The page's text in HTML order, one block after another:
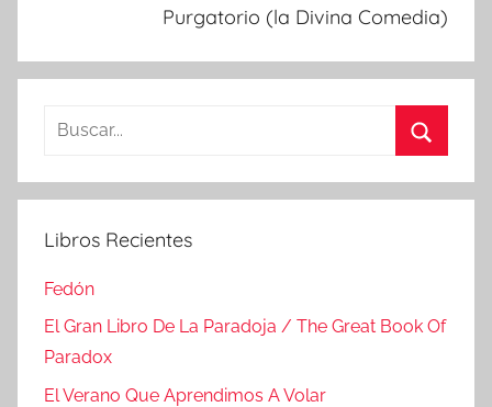
Purgatorio (la Divina Comedia)
Buscar:
Libros Recientes
Fedón
El Gran Libro De La Paradoja / The Great Book Of
Paradox
El Verano Que Aprendimos A Volar